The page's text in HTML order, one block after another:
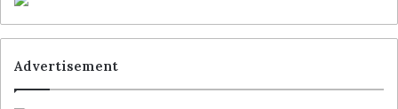
Advertisement